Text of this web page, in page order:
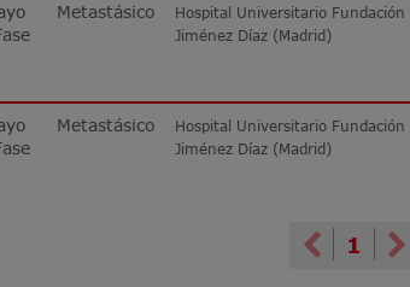
Metastásico
Hospital Universitario Fundación
Jiménez Díaz (Madrid)
Metastásico
Hospital Universitario Fundación
Jiménez Díaz (Madrid)
Previous
1